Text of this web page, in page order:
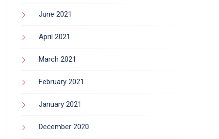
June 2021
April 2021
March 2021
February 2021
January 2021
December 2020